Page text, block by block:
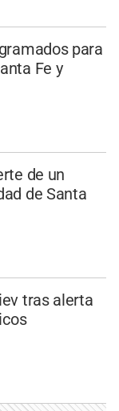
para
Fe y
de un
de Santa
tras alerta